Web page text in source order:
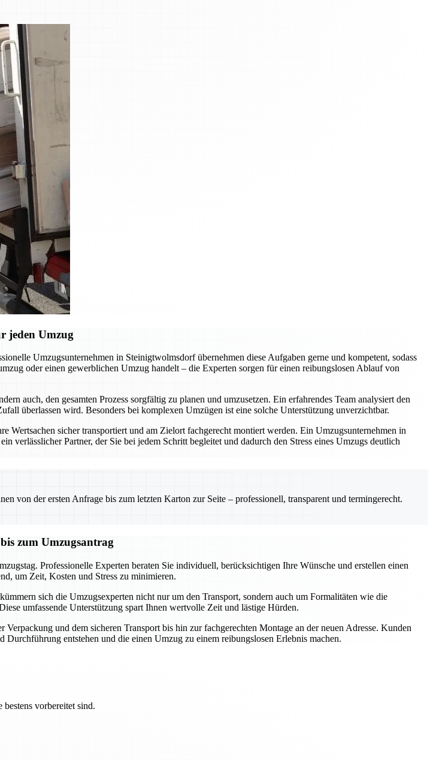
jeden Umzug
Umzugsunternehmen in Steinigtwolmsdorf übernehmen diese Aufgaben gerne und kompetent, sodass
oder einen gewerblichen Umzug handelt – die Experten sorgen für einen reibungslosen Ablauf von
auch, den gesamten Prozess sorgfältig zu planen und umzusetzen. Ein erfahrendes Team analysiert den
überlassen wird. Besonders bei komplexen Umzügen ist eine solche Unterstützung unverzichtbar.
Wertsachen sicher transportiert und am Zielort fachgerecht montiert werden. Ein Umzugsunternehmen in
verlässlicher Partner, der Sie bei jedem Schritt begleitet und dadurch den Stress eines Umzugs deutlich
von der ersten Anfrage bis zum letzten Karton zur Seite – professionell, transparent und termingerecht.
zum Umzugsantrag
Professionelle Experten beraten Sie individuell, berücksichtigen Ihre Wünsche und erstellen einen
um Zeit, Kosten und Stress zu minimieren.
sich die Umzugsexperten nicht nur um den Transport, sondern auch um Formalitäten wie die
umfassende Unterstützung spart Ihnen wertvolle Zeit und lästige Hürden.
und dem sicheren Transport bis hin zur fachgerechten Montage an der neuen Adresse. Kunden
entstehen und die einen Umzug zu einem reibungslosen Erlebnis machen.
vorbereitet sind.